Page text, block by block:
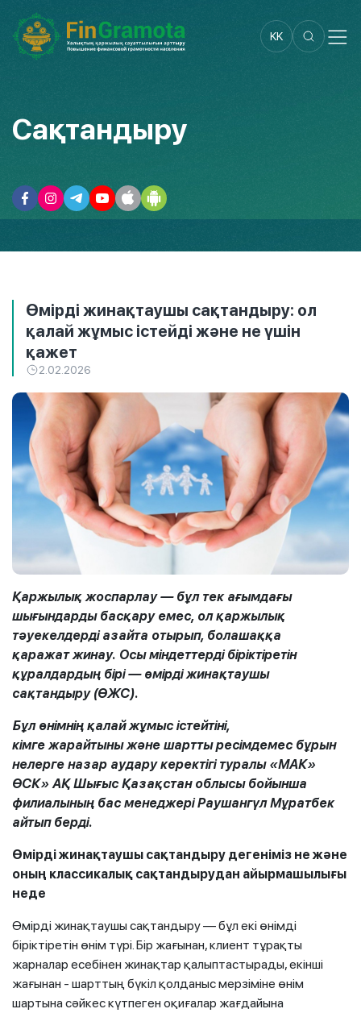
KK
Сақтандыру
Өмірді жинақтаушы сақтандыру: ол
қалай жұмыс істейді және не үшін
қажет
2.02.2026
Қаржылық жоспарлау — бұл тек ағымдағы
шығындарды басқару емес, олқаржылық
тәуекелдерді азайта отырып, болашаққа
қаражатжинау. Осы міндеттерді біріктіретін
құралдардың бірі — өмірді жинақтаушы
сақтандыру (ӨЖС).
Бұл өнімнің қалай жұмыс істейтіні,
кімге жарайтыныжәне шартты ресімдемес бұрын
нелерге назар аудару керектігі туралы «МАК»
ӨСК» АҚ Шығыс Қазақстан облысы бойынша
филиалының бас менеджері Раушангүл Мұратбек
айтып берді.
Өмірді жинақтаушы сақтандыру дегеніміз не және
оның классикалық сақтандырудан айырмашылығы
неде
Өмірді жинақтаушы сақтандыру — бұл екі өнімді
біріктіретін өнім түрі. Бір жағынан, клиент тұрақты
жарналар есебінен жинақтар қалыптастырады, екінші
жағынан - шарттың бүкіл қолданыс мерзіміне өнім
шартына сәйкес күтпеген оқиғалар жағдайына